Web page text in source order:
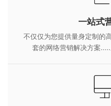
一站式
不仅仅为您提供量身定制的
套的网络营销解决方案